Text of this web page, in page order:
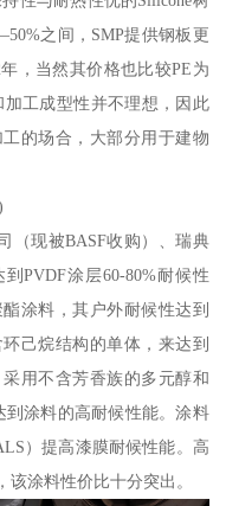
之间，SMP提供钢板更
，当然其价格也比较PE为
工成型性并不理想，因此
的场合，大部分用于建物
（现被BASF收购）、瑞典
PVDF涂层60-80%耐候性
涂料，其户外耐候性达到
己烷结构的单体，来达到
用不含芳香族的多元醇和
涂料的高耐候性能。涂料
）提高漆膜耐候性能。高
涂料性价比十分突出。